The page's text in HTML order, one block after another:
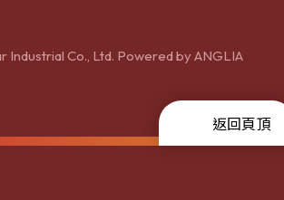
Industrial Co., Ltd. Powered byANGLIA
返回頁頂